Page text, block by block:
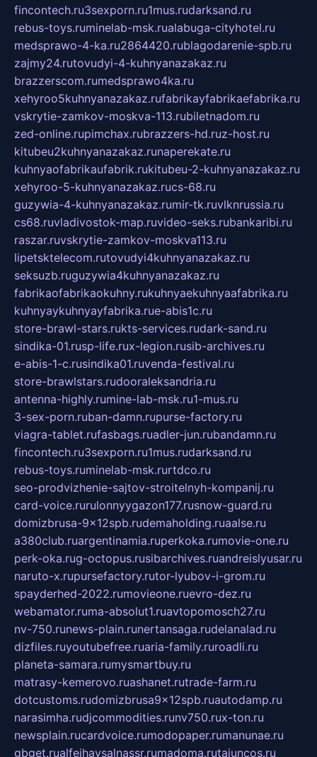
fincontech.ru3sexporn.ru1mus.rudarksand.ru
rebus-toys.ruminelab-msk.rualabuga-cityhotel.ru
medsprawo-4-ka.ru2864420.rublagodarenie-spb.ru
zajmy24.rutovudyi-4-kuhnyanazakaz.ru
brazzerscom.rumedsprawo4ka.ru
xehyroo5kuhnyanazakaz.rufabrikayfabrikaefabrika.ru
vskrytie-zamkov-moskva-113.rubiletnadom.ru
zed-online.rupimchax.rubrazzers-hd.ruz-host.ru
kitubeu2kuhnyanazakaz.runaperekate.ru
kuhnyaofabrikaufabrik.rukitubeu-2-kuhnyanazakaz.ru
xehyroo-5-kuhnyanazakaz.rucs-68.ru
guzywia-4-kuhnyanazakaz.rumir-tk.ruvlknrussia.ru
cs68.ruvladivostok-map.ruvideo-seks.rubankaribi.ru
raszar.ruvskrytie-zamkov-moskva113.ru
lipetsktelecom.rutovudyi4kuhnyanazakaz.ru
seksuzb.ruguzywia4kuhnyanazakaz.ru
fabrikaofabrikaokuhny.rukuhnyaekuhnyaafabrika.ru
kuhnyaykuhnyayfabrika.rue-abis1c.ru
store-brawl-stars.rukts-services.rudark-sand.ru
sindika-01.rusp-life.rux-legion.rusib-archives.ru
e-abis-1-c.rusindika01.ruvenda-festival.ru
store-brawlstars.rudooraleksandria.ru
antenna-highly.rumine-lab-msk.ru1-mus.ru
3-sex-porn.ruban-damn.rupurse-factory.ru
viagra-tablet.rufasbags.ruadler-jun.rubandamn.ru
fincontech.ru3sexporn.ru1mus.rudarksand.ru
rebus-toys.ruminelab-msk.rurtdco.ru
seo-prodvizhenie-sajtov-stroitelnyh-kompanij.ru
card-voice.rurulonnyygazon177.rusnow-guard.ru
domizbrusa-9x12spb.rudemaholding.ruaalse.ru
a380club.ruargentinamia.ruperkoka.rumovie-one.ru
perk-oka.rug-octopus.rusibarchives.ruandreislyusar.ru
naruto-x.rupursefactory.rutor-lyubov-i-grom.ru
spayderhed-2022.rumovieone.ruevro-dez.ru
webamator.ruma-absolut1.ruavtopomosch27.ru
nv-750.runews-plain.runertansaga.rudelanalad.ru
dizfiles.ruyoutubefree.ruaria-family.ruroadli.ru
planeta-samara.rumysmartbuy.ru
matrasy-kemerovo.ruashanet.rutrade-farm.ru
dotcustoms.rudomizbrusa9x12spb.ruautodamp.ru
narasimha.rudjcommodities.runv750.rux-ton.ru
newsplain.rucardvoice.rumodopaper.rumanunae.ru
gbget.rualfeihavsalnassr.rumadoma.rutajuncos.ru